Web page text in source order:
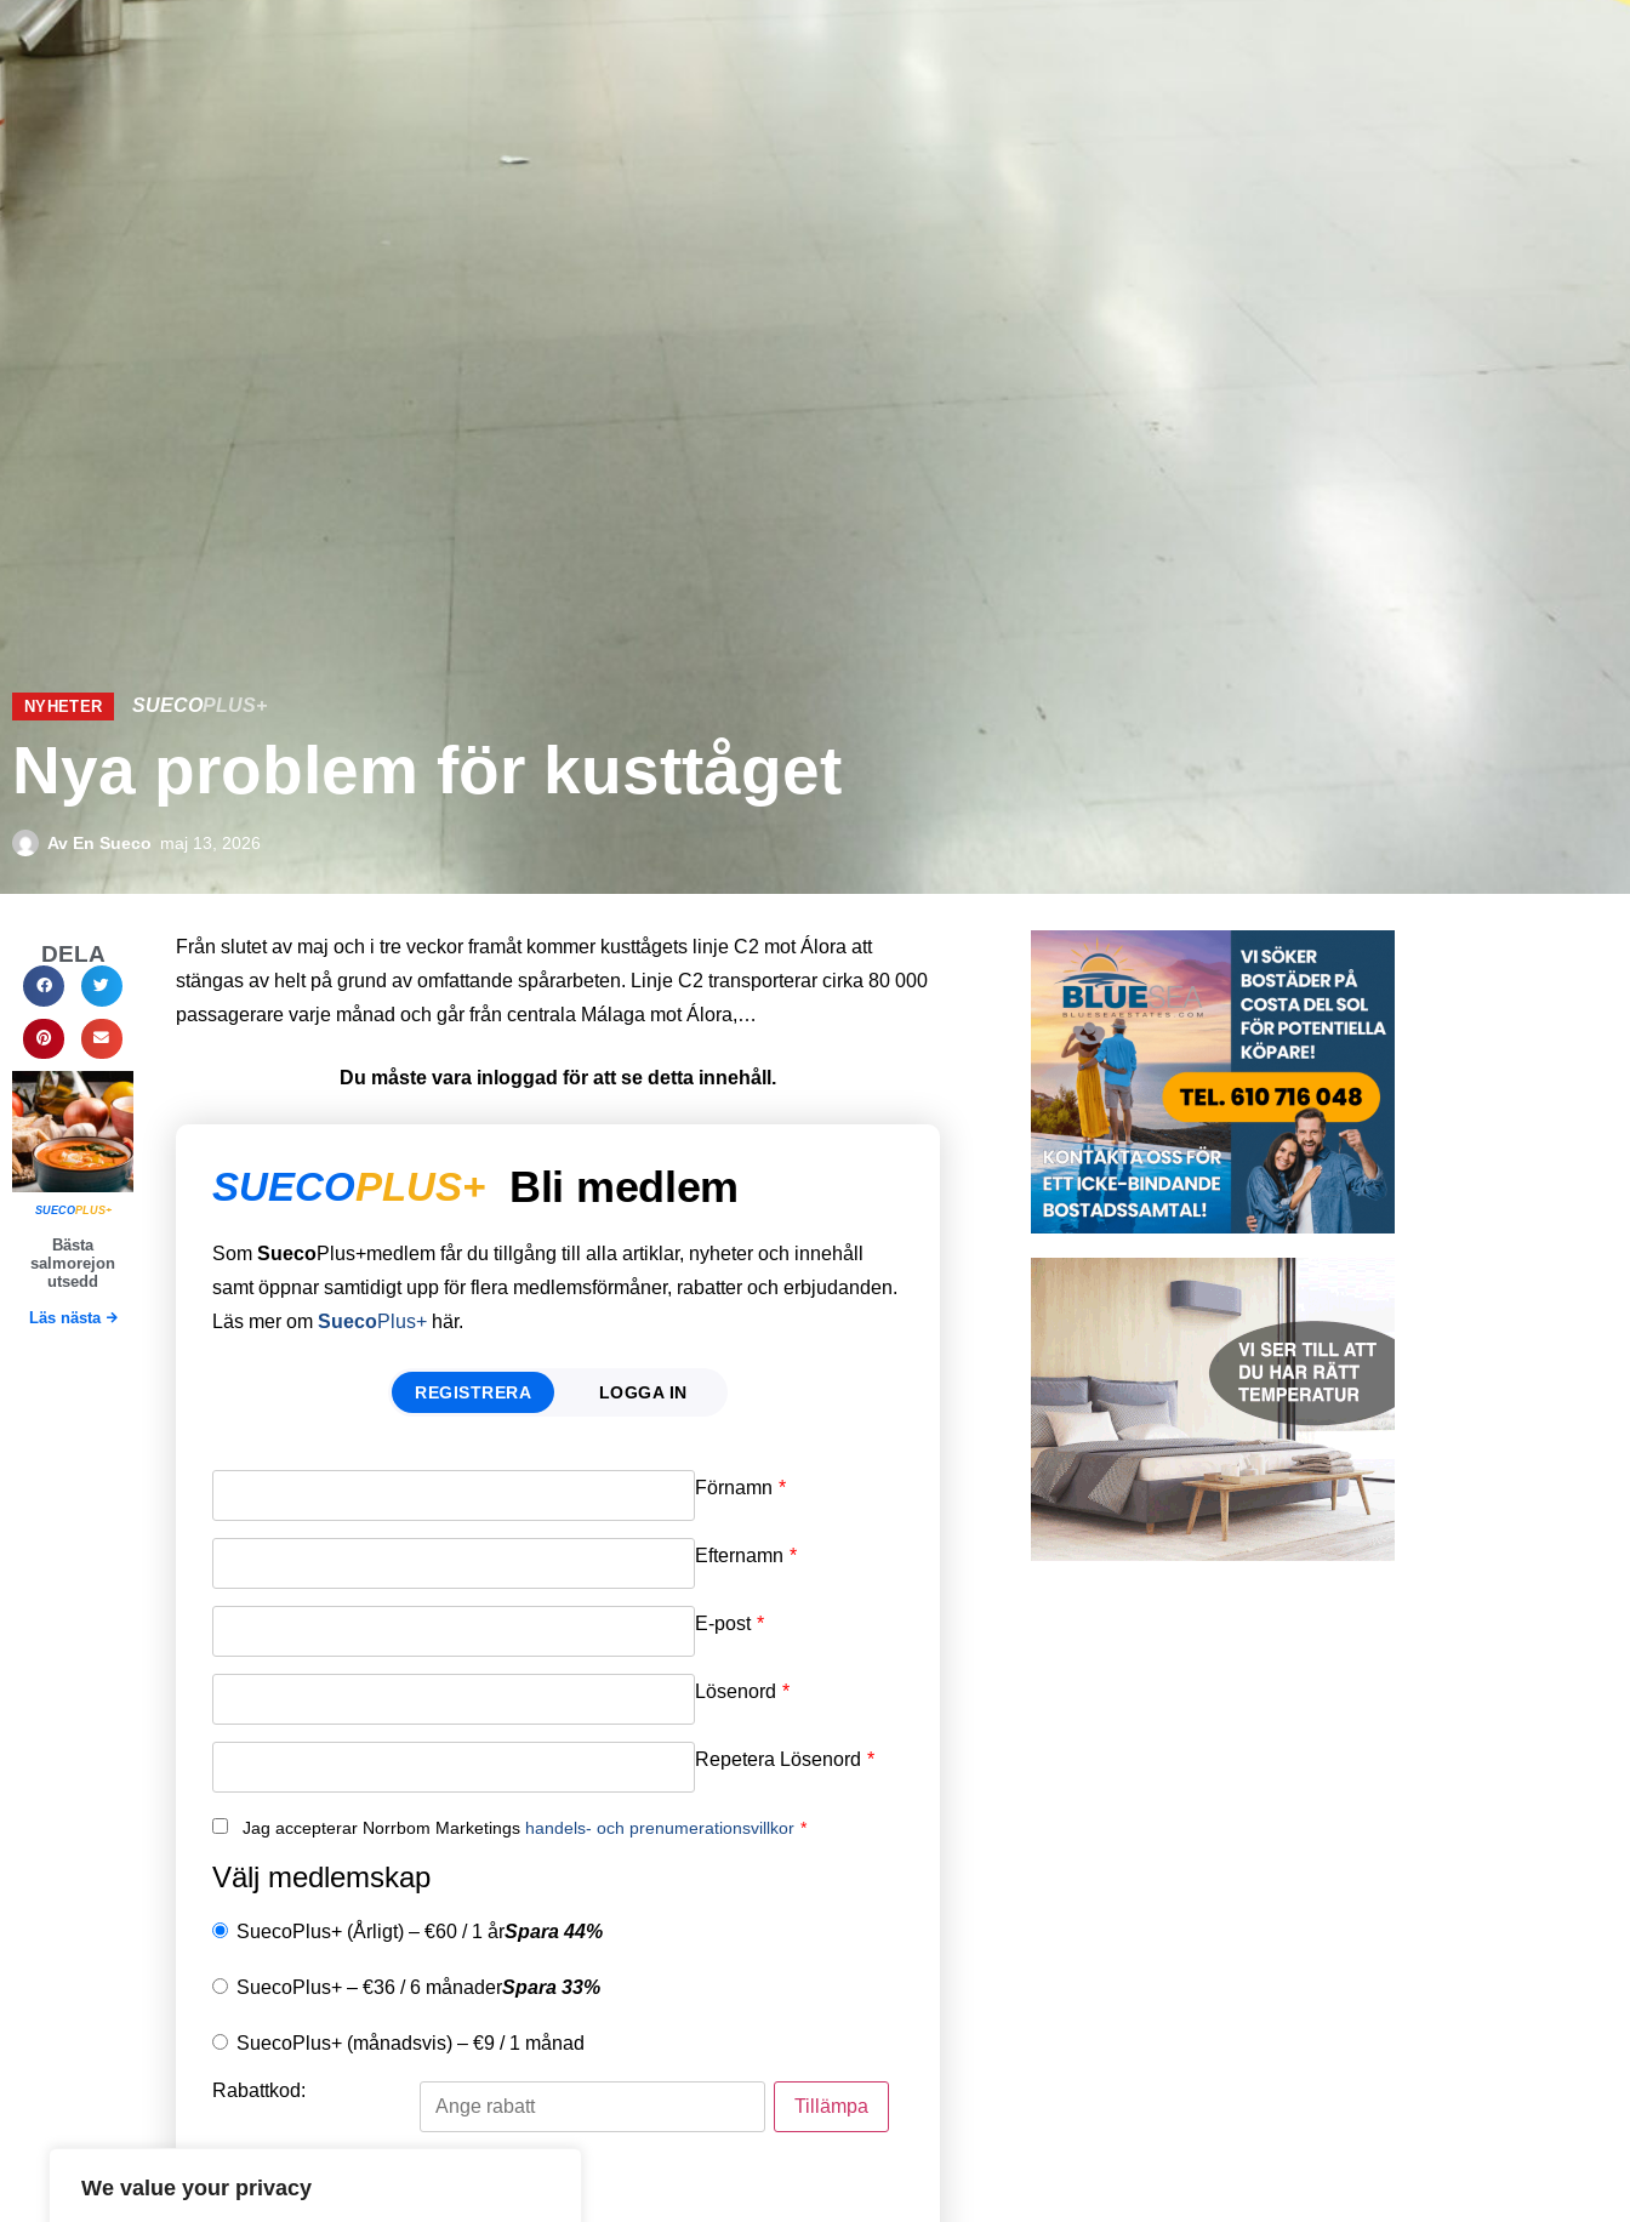
We value your privacy
NYHETER SUECOPLUS+
Nya problem för kusttåget
Av En Sueco maj 13, 2026
DELA
SUECOPLUS+
Bästa
salmorejon
utsedd
Läs nästa
Från slutet av maj och i tre veckor framåt kommer kusttågets linje C2 mot Álora att
stängas av helt på grund av omfattande spårarbeten. Linje C2 transporterar cirka 80 000
passagerare varje månad och går från centrala Málaga mot Álora,…
Du måste vara inloggad för att se detta innehåll.
SUECOPLUS+ Bli medlem
Som SuecoPlus+medlem får du tillgång till alla artiklar, nyheter och innehåll
samt öppnar samtidigt upp för flera medlemsförmåner, rabatter och erbjudanden.
Läs mer om SuecoPlus+ här.
REGISTRERA LOGGA IN
Förnamn *
Efternamn *
E-post *
Lösenord *
Repetera Lösenord *
Jag accepterar Norrbom Marketings handels- och prenumerationsvillkor *
Välj medlemskap
SuecoPlus+ (Årligt) – €60 / 1 årSpara 44%
SuecoPlus+ – €36 /6 månaderSpara 33%
SuecoPlus+ (månadsvis) – €9 / 1 månad
Rabattkod:
Välj en betalningsmetod
Email
Password